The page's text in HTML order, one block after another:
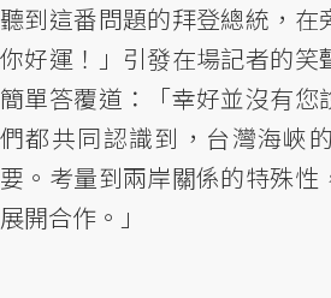
聽到這番問題的拜登總統，在
你好運！」引發在場記者的笑
簡單答覆道：「幸好並沒有您
們都共同認識到，台灣海峽
要。考量到兩岸關係的特殊性
展開合作。」